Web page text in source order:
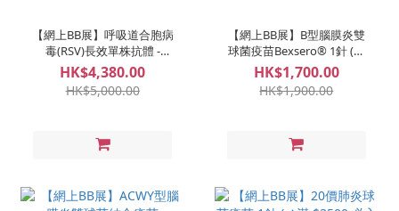
【網上BB展】呼吸道合胞病
毒(RSV)長效單株抗體 -
Sanofi 1針 (📌滿 $3500 必入
碼：折扣、好禮任你揀！)
HK$4,380.00
HK$5,000.00
【網上BB展】B型腦膜炎雙
球菌疫苗Bexsero® 1針 (📌
滿 $3500 必入碼：折扣、好
禮任你揀！)
HK$1,700.00
HK$1,900.00